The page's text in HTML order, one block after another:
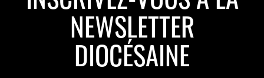
NEWSLETTER
DIOCÉSAINE